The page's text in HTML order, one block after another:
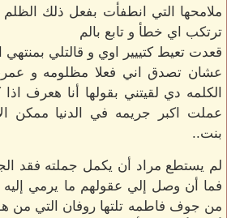
ملامحها التي انطفأت بفعل ذلك
ترتكب اي خطأ و تابع بالم
قعدت تعيط كتييير اوي و قالتلي
عشان تصدق اني فعلا مظلومه و
الكلمه دي لقيتني بقولها أنا هعرف
عملت اكبر جريمه في الدنيا ممكن
بنت..
لم يستطع مراد أن يكمل جملته فقد
فما أن وصل إلي عقولهم ما يرمي
من جوف فاطمه تلتها روفان التي من